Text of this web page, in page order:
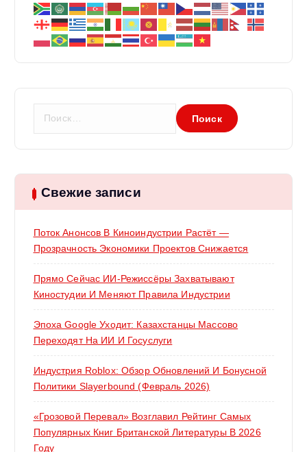
ми
: Свежие записи
Поток Анонсов В Киноиндустрии Растёт —
Прозрачность Экономики Проектов Снижается
Прямо Сейчас ИИ-Режиссёры Захватывают
Киностудии И Меняют Правила Индустрии
Эпоха Google Уходит: Казахстанцы Массово
Переходят На ИИ И Госуслуги
Индустрия Roblox: Обзор Обновлений И Бонусной
Политики Slayerbound (февраль 2026)
«Грозовой Перевал» Возглавил Рейтинг Самых
Популярных Книг Британской Литературы В 2026
Году